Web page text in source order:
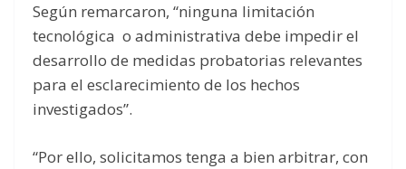
Según remarcaron, “ninguna limitación
tecnológica o administrativa debe impedir el
desarrollo de medidas probatorias relevantes
para el esclarecimiento de los hechos
investigados”.
“Por ello, solicitamos tenga a bien arbitrar, con